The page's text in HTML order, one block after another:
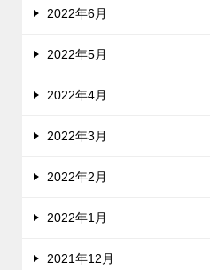
2022年6月
2022年5月
2022年4月
2022年3月
2022年2月
2022年1月
2021年12月